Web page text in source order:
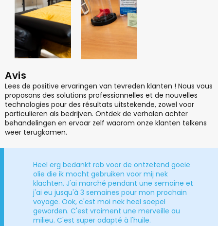
Avis
Lees de positive ervaringen van tevreden klanten ! Nous vous
proposons des solutions professionnelles et de nouvelles
technologies pour des résultats uitstekende, zowel voor
particulieren als bedrijven. Ontdek de verhalen achter
behandelingen en ervaar zelf waarom onze klanten telkens
weer terugkomen.
Heel erg bedankt rob voor de ontzetend goeie
olie die ik mocht gebruiken voor mij nek
klachten. J'ai marché pendant une semaine et
j'ai eu jusqu'à 3 semaines pour mon prochain
voyage. Ook, c'est moi nek heel soepel
geworden. C'est vraiment une merveille au
milieu. C'est super adapté à l'huile.